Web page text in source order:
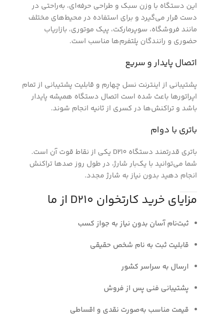
این دستگاه با وزن سبک و طراحی حرفه‌ای، به‌راحتی در
دست قرار می‌گیرد و برای استفاده در محیط‌های مختلف
مانند فروشگاه، سوپرمارکت، پیک موتوری، بازاریاب
حضوری و رانندگان پلتفرم‌ها مناسب است.
اتصال پایدار و سریع
پشتیبانی از اینترنت نسل چهارم و قابلیت پشتیبانی از تمام
اپراتورها باعث شده است اتصال دستگاه همیشه پایدار
باشد و تراکنش‌ها در کسری از ثانیه انجام شوند.
باتری با دوام
باتری قدرتمند دستگاه D210 یکی از نقاط قوت آن است.
شما می‌توانید با یک‌بار شارژ، در طول روز صدها تراکنش
انجام دهید بدون نیاز به شارژ مجدد.
مزایای خرید کارتخوان D210 از ما
ثبت‌نام آسان بدون نیاز به جواز کسب
قابلیت ثبت به نام شخص حقیقی
ارسال به سراسر کشور
پشتیبانی فنی پس از فروش
قیمت مناسب به‌صورت نقدی و اقساطی